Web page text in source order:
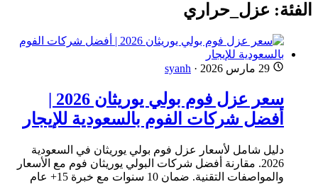
الفئة: عزل_حراري
29 مارس 2026 ·
syanh
سعر عزل فوم بولي يوريثان 2026 |
أفضل شركات الفوم بالسعودية للإيجار
دليل شامل لأسعار عزل فوم بولي يوريثان في السعودية
2026. مقارنة أفضل شركات البولي يوريثان فوم مع الأسعار
والمواصفات التقنية. ضمان 10 سنوات مع خبرة 15+ عام